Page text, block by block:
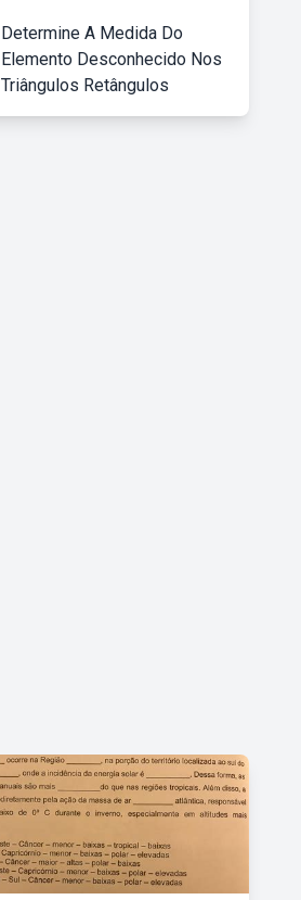
Determine A Medida Do
Elemento Desconhecido Nos
Triângulos Retângulos